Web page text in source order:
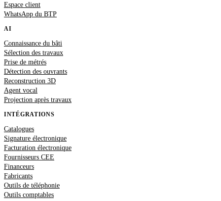
Espace client
WhatsApp du BTP
AI
Connaissance du bâti
Sélection des travaux
Prise de métrés
Détection des ouvrants
Reconstruction 3D
Agent vocal
Projection après travaux
INTÉGRATIONS
Catalogues
Signature électronique
Facturation électronique
Fournisseurs CEE
Financeurs
Fabricants
Outils de téléphonie
Outils comptables